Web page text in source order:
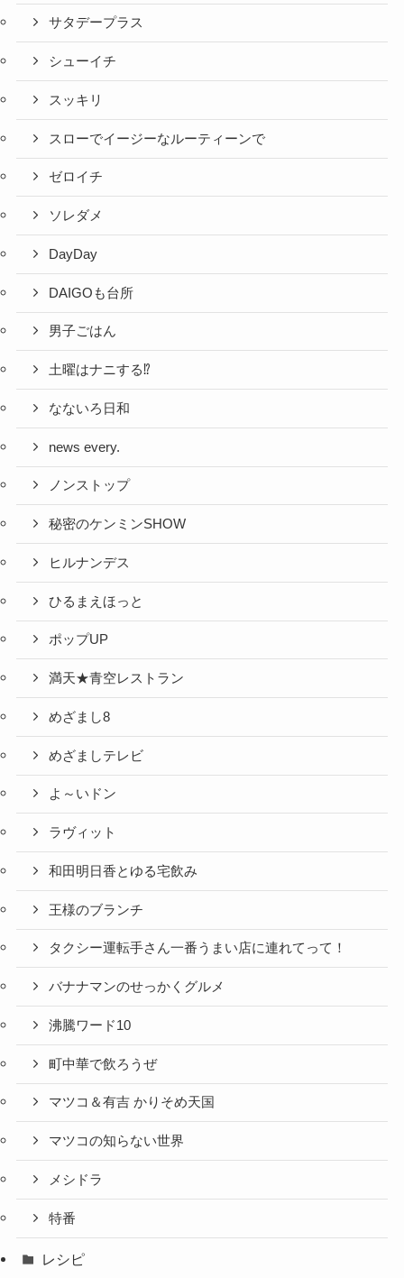
サタデープラス
シューイチ
スッキリ
スローでイージーなルーティーンで
ゼロイチ
ソレダメ
DayDay
DAIGOも台所
男子ごはん
土曜はナニする⁉
なないろ日和
news every.
ノンストップ
秘密のケンミンSHOW
ヒルナンデス
ひるまえほっと
ポップUP
満天★青空レストラン
めざまし8
めざましテレビ
よ～いドン
ラヴィット
和田明日香とゆる宅飲み
王様のブランチ
タクシー運転手さん一番うまい店に連れてって！
バナナマンのせっかくグルメ
沸騰ワード10
町中華で飲ろうぜ
マツコ＆有吉 かりそめ天国
マツコの知らない世界
メシドラ
特番
レシピ